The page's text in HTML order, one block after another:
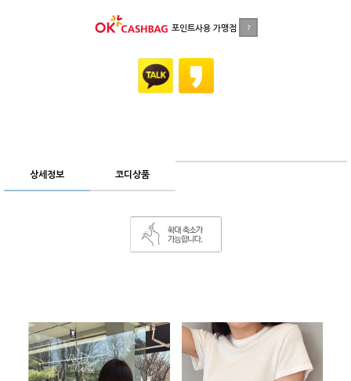
포인트사용 가맹점 ?
상세정보 코디상품